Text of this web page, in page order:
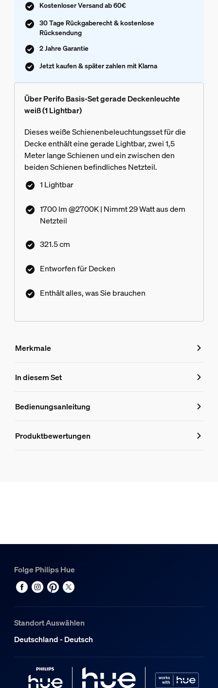
Kostenloser Versand ab 60€
30 Tage Rückgaberecht & kostenlose
Rücksendung
2 Jahre Garantie
Jetzt kaufen & später zahlen mit Klarna
Über Perifo Basis-Set gerade Deckenleuchte
weiß (1 Lightbar)
Dieses weiße Schienenbeleuchtungsset für die
Decke enthält eine gerade Lightbar, zwei 1,5
Meter lange Schienen und ein zwischen den
beiden Schienen befindliches Netzteil.
1 Lightbar
1700 lm @2700K | Nimmt 29 Watt aus dem
Netzteil
321.5 cm
Entworfen für Decken
Enthält alles, was Sie brauchen
Merkmale
Merkmale
8719514872783
Produktinformationen
In diesem Set
Bedienungsanleitung
Produktbewertungen
Folge Philips Hue
Standort Auswählen
Deutschland - Deutsch